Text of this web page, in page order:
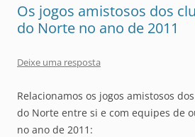
Os jogos amistosos dos
do Norte no ano de 2011
Deixe uma resposta
Relacionamos os jogos amistosos
do Norte entre si e com equipes de
no ano de 2011: